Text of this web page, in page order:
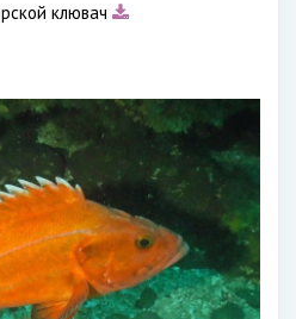
клювач